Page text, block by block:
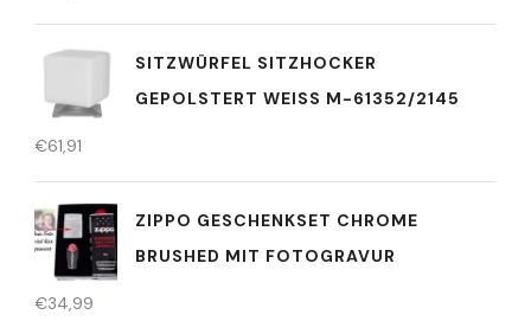
SITZWÜRFEL SITZHOCKER
GEPOLSTERT WEISS M-61352/2145
€61,91
ZIPPO GESCHENKSET CHROME
BRUSHED MIT FOTOGRAVUR
€34,99